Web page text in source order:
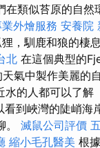
在類似苔原的自然
外燴服務 安養院
，馴鹿和狼的棲
北 在這個典型的
氣中製作美麗的
水的人都可以了解
看到峽灣的陡峭海
。 滅鼠公司評價
縮小毛孔醫美 根